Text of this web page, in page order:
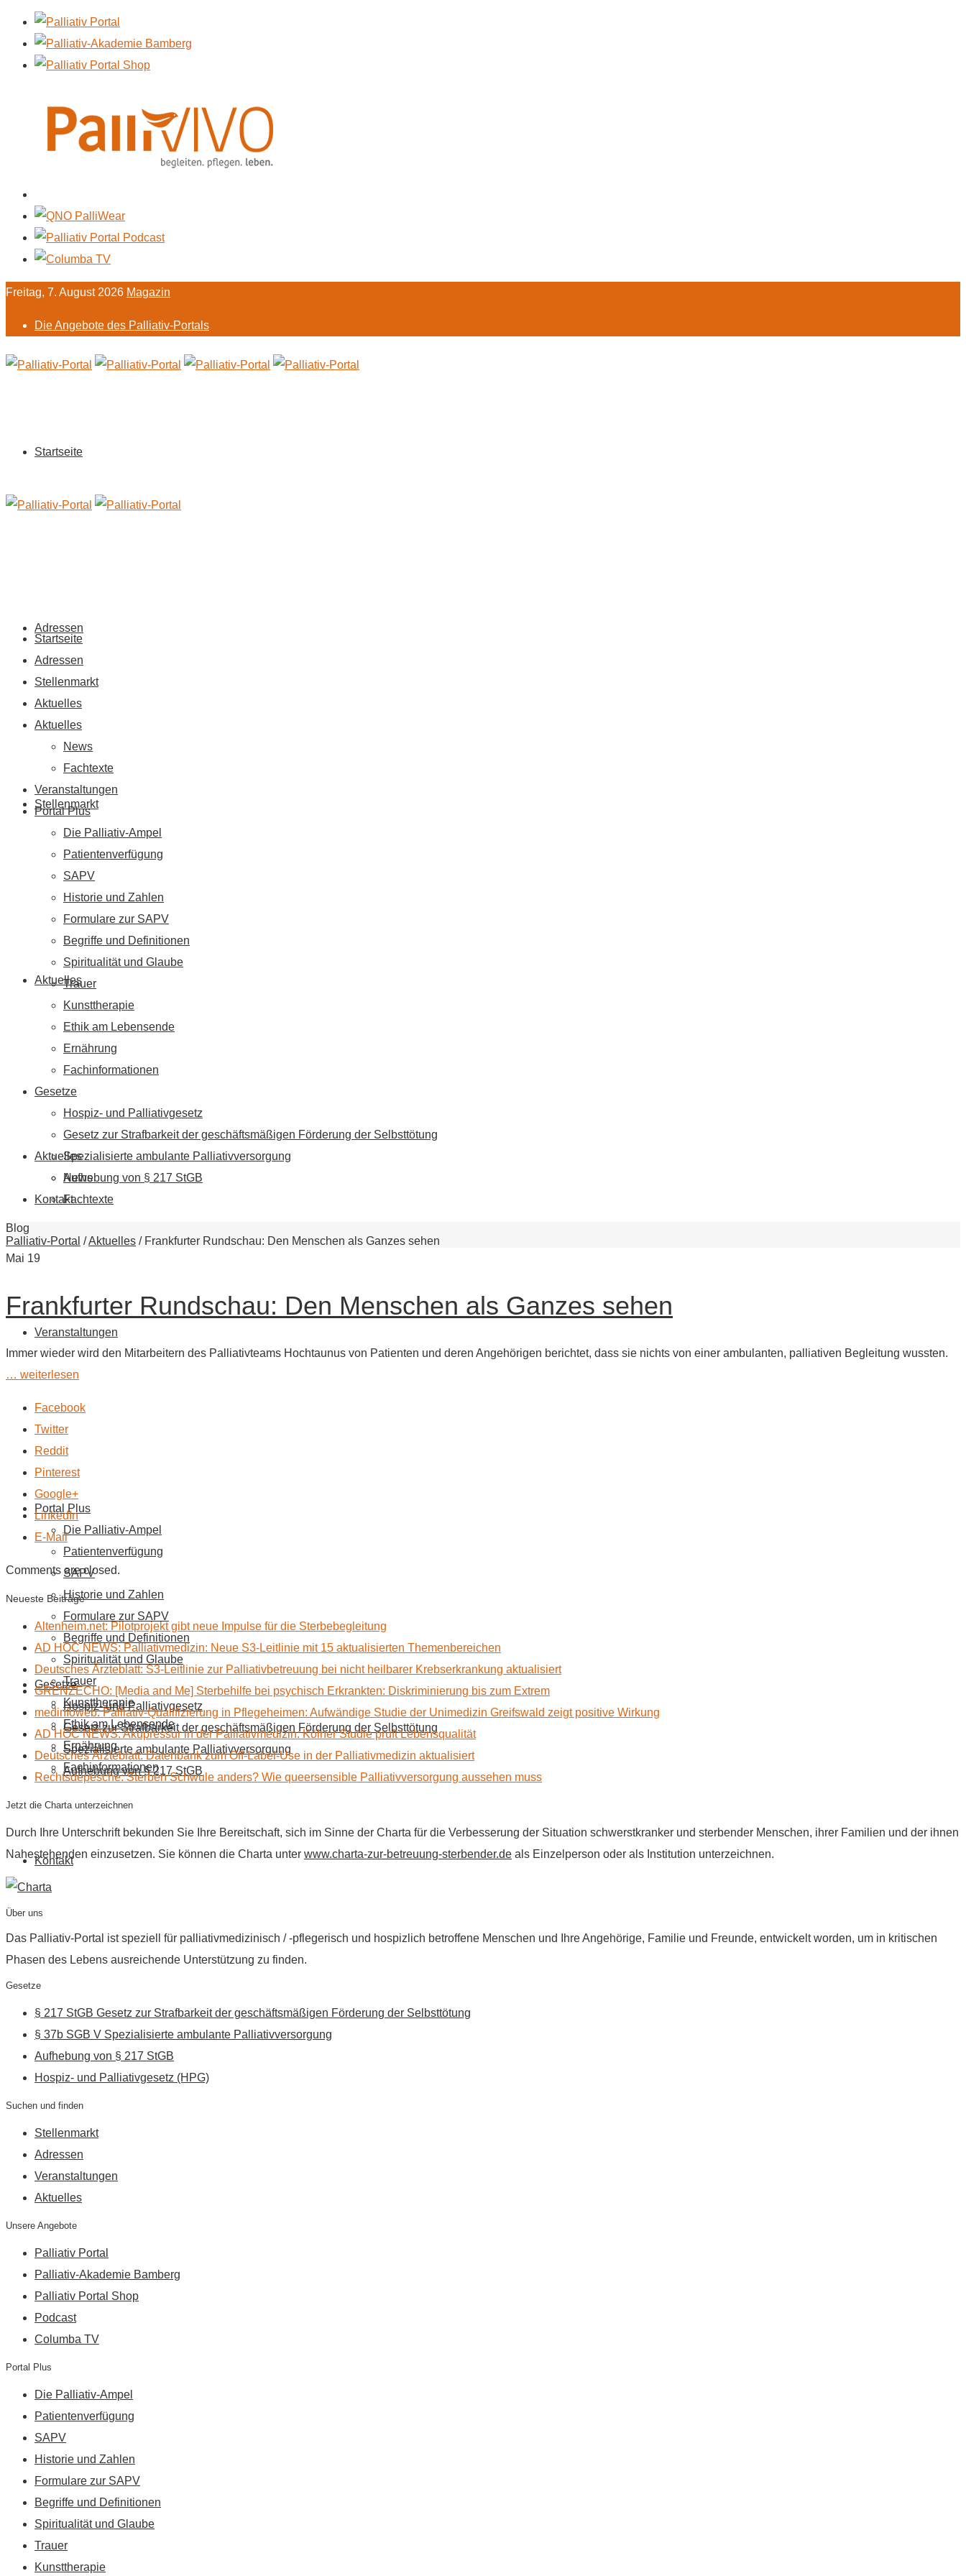
Freitag, 7. August 2026 Magazin
Die Angebote des Palliativ-Portals
Startseite
Adressen
Stellenmarkt
Aktuelles
Aktuelles
News
Fachtexte
Veranstaltungen
Portal Plus
Die Palliativ-Ampel
Patientenverfügung
SAPV
Historie und Zahlen
Formulare zur SAPV
Begriffe und Definitionen
Spiritualität und Glaube
Trauer
Kunsttherapie
Ethik am Lebensende
Ernährung
Fachinformationen
Gesetze
Hospiz- und Palliativgesetz
Gesetz zur Strafbarkeit der geschäftsmäßigen Förderung der Selbsttötung
Spezialisierte ambulante Palliativversorgung
Aufhebung von § 217 StGB
Kontakt
Startseite
Adressen
Stellenmarkt
Aktuelles
Aktuelles
News
Fachtexte
Veranstaltungen
Portal Plus
Die Palliativ-Ampel
Patientenverfügung
SAPV
Historie und Zahlen
Formulare zur SAPV
Begriffe und Definitionen
Spiritualität und Glaube
Trauer
Kunsttherapie
Ethik am Lebensende
Ernährung
Fachinformationen
Gesetze
Hospiz- und Palliativgesetz
Gesetz zur Strafbarkeit der geschäftsmäßigen Förderung der Selbsttötung
Spezialisierte ambulante Palliativversorgung
Aufhebung von § 217 StGB
Kontakt
Blog
Palliativ-Portal /Aktuelles / Frankfurter Rundschau: Den Menschen als Ganzes sehen
Mai 19
Frankfurter Rundschau: Den Menschen als Ganzes sehen
Immer wieder wird den Mitarbeitern des Palliativteams Hochtaunus von Patienten und deren Angehörigen berichtet, dass sie nichts von einer ambulanten, palliativen Begleitung wussten.
… weiterlesen
Facebook
Twitter
Reddit
Pinterest
Google+
LinkedIn
E-Mail
Comments are closed.
Neueste Beiträge
Altenheim.net: Pilotprojekt gibt neue Impulse für die Sterbebegleitung
AD HOC NEWS: Palliativmedizin: Neue S3-Leitlinie mit 15 aktualisierten Themenbereichen
Deutsches Ärzteblatt: S3-Leitlinie zur Palliativbetreuung bei nicht heilbarer Krebserkrankung aktualisiert
GRENZECHO: [Media and Me] Sterbehilfe bei psychisch Erkrankten: Diskriminierung bis zum Extrem
medinfoweb: Palliativ-Qualifizierung in Pflegeheimen: Aufwändige Studie der Unimedizin Greifswald zeigt positive Wirkung
AD HOC NEWS: Akupressur in der Palliativmedizin: Kölner Studie prüft Lebensqualität
Deutsches Ärzteblatt: Datenbank zum Off-Label-Use in der Palliativmedizin aktualisiert
Rechtsdepesche: Sterben Schwule anders? Wie queersensible Palliativversorgung aussehen muss
Jetzt die Charta unterzeichnen
Durch Ihre Unterschrift bekunden Sie Ihre Bereitschaft, sich im Sinne der Charta für die Verbesserung der Situation schwerstkranker und sterbender Menschen, ihrer Familien und der ihnen
Nahestehenden einzusetzen. Sie können die Charta unter www.charta-zur-betreuung-sterbender.de als Einzelperson oder als Institution unterzeichnen.
Über uns
Das Palliativ-Portal ist speziell für palliativmedizinisch / -pflegerisch und hospizlich betroffene Menschen und Ihre Angehörige, Familie und Freunde, entwickelt worden, um in kritischen
Phasen des Lebens ausreichende Unterstützung zu finden.
Gesetze
§ 217 StGB Gesetz zur Strafbarkeit der geschäftsmäßigen Förderung der Selbsttötung
§ 37b SGB V Spezialisierte ambulante Palliativversorgung
Aufhebung von § 217 StGB
Hospiz- und Palliativgesetz (HPG)
Suchen und finden
Stellenmarkt
Adressen
Veranstaltungen
Aktuelles
Unsere Angebote
Palliativ Portal
Palliativ-Akademie Bamberg
Palliativ Portal Shop
Podcast
Columba TV
Portal Plus
Die Palliativ-Ampel
Patientenverfügung
SAPV
Historie und Zahlen
Formulare zur SAPV
Begriffe und Definitionen
Spiritualität und Glaube
Trauer
Kunsttherapie